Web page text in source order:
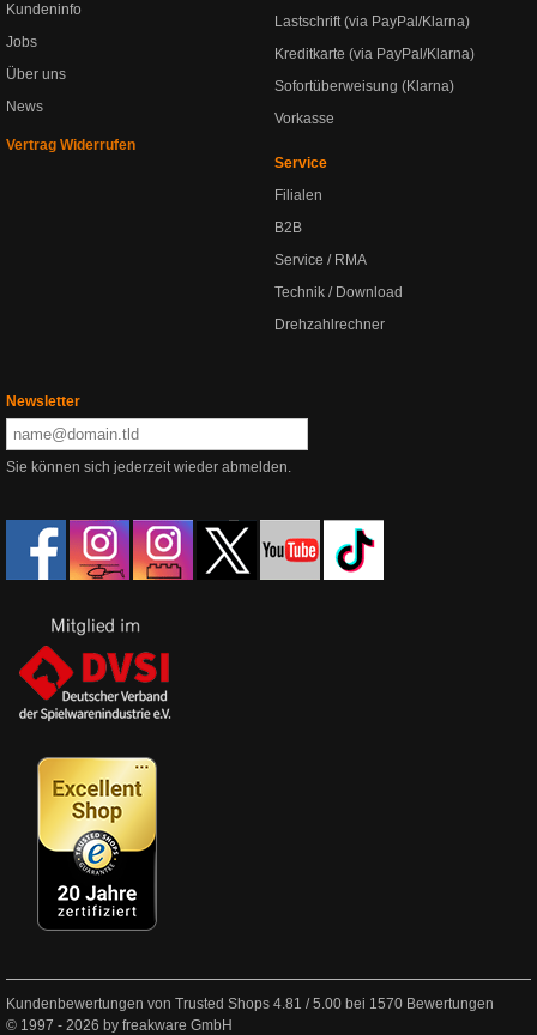
Kundeninfo
Jobs
Über uns
News
Vertrag Widerrufen
Lastschrift (via PayPal/Klarna)
Kreditkarte (via PayPal/Klarna)
Sofortüberweisung (Klarna)
Vorkasse
Service
Filialen
B2B
Service / RMA
Technik / Download
Drehzahlrechner
Newsletter
Sie können sich jederzeit wieder abmelden.
Kundenbewertungen von Trusted Shops 4.81 /5.00 bei 1570 Bewertungen
© 1997 - 2026 by freakware GmbH